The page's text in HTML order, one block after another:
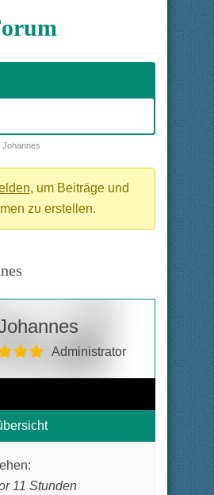
Johannes
, um Beiträge und
zu erstellen.
Administrator
11 Stunden